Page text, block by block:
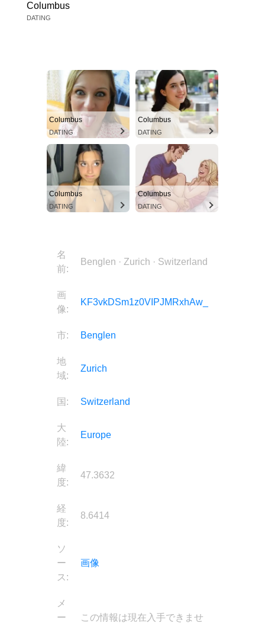
Columbus
DATING
Columbus
DATING
Columbus
DATING
Columbus
DATING
Columbus
DATING
名
前:
Benglen · Zurich · Switzerland
画
像:
KF3vkDSm1z0VIPJMRxhAw_
市: Benglen
地
域:
Zurich
国: Switzerland
大
陸:
Europe
緯
度:
47.3632
経
度:
8.6414
ソ
ー
ス:
画像
メ
ー
この情報は現在入手できませ